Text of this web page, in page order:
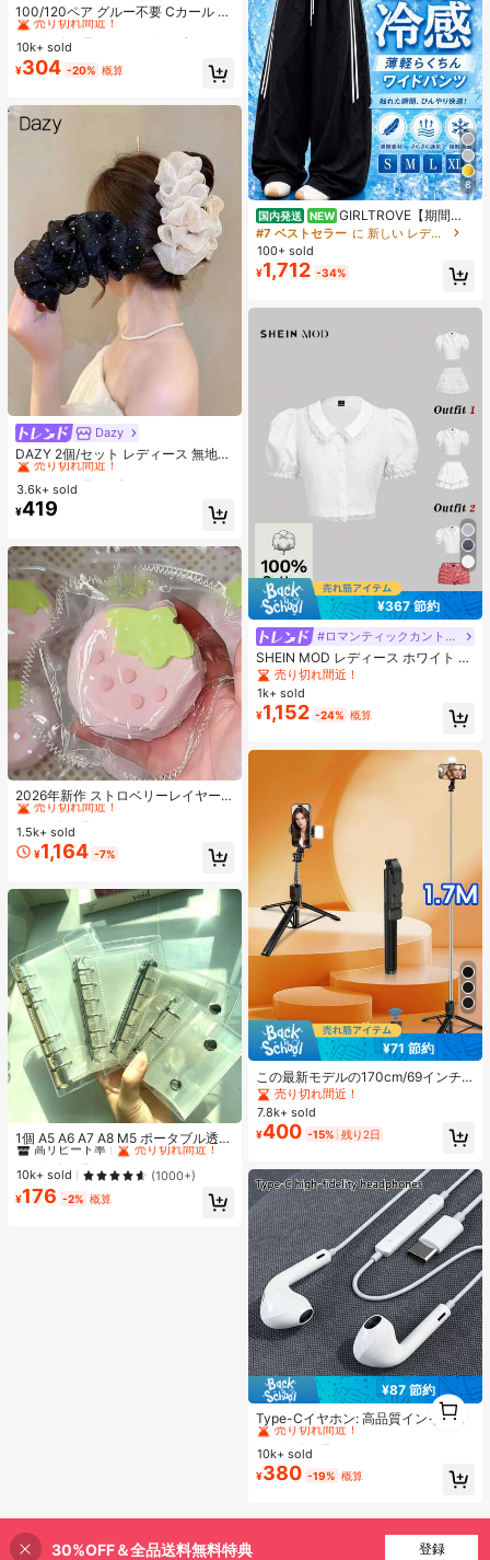
100/120ペア グルー不要 Cカール 自
己接着式クラスターまつげ プレグル
ー 個別まつげクラスター 10-13mm
ソフト 韓国スタイル つけまつげ セ
グメントまつげ
売り切れ間近！
#7 ベストセラー
売り切れ間近！
#7 ベストセラー
売り切れ間近！
#7 ベストセラー
10k+ sold
¥304 -20% 概算
Dazy
DAZY 2個/セット レディース 無地
光沢 シアサッカー リボン ヘアクリ
ップ、エレガントなファッション ク
ロークリップ、日常使用に適してい
ます(ヘアクロー 13cm-15cm)
#4 ベストセラー
売り切れ間近！
#4 ベストセラー
売り切れ間近！
#4 ベストセラー
売り切れ間近！
#4 ベストセラー
3.6k+ sold
¥419
2026年新作 ストロベリーレイヤー
ケーキ シリコンスクイーズトイ 1
個、厚手&ソフト、学生、誕生日、
サプライズ、ホリデー、カップル、
クリスマス、ゲーマー、ストレス解
#1 ベストセラー
売り切れ間近！
#1 ベストセラー
売り切れ間近！
#1 ベストセラー
売り切れ間近！
#1 ベストセラー
に シリコーン ティーンエイジャー向けのノベルティ＆ギャグおもちゃ
1.5k+ sold
¥1,164 -7%
1個 A5 A6 A7 A8 M5 ポータブル透明
ルーズリーフバインダー、透明ステ
ッカーブック、シールブック、ステ
ッカーブック、写真収納バッグ、フ
ォトアルバム、貯金プランブック、
プランナー、ノート、オフィス文房
#1 ベストセラー
マルチカラー バインダー
高リピート率
売り切れ間近！
#1 ベストセラー
マルチカラー バインダー
高リピート率
売り切れ間近！
#1 ベストセラー
マルチカラー バインダー
高リピート率
売り切れ間近！
#1 ベストセラー
売り切れ間近！
10k+ sold (1000+)
¥176 -2% 概算
8
国内発送 NEW GIRLTROVE【期間限
定＆国内即発送】2026春・夏・秋新
作刺繍入りの軽量でふんわりとした
ワイドパンツ、女性向けハイウエス
ト。夏のビーチバケーションにぴっ
#7 ベストセラー
に 新しい レディースパンツ
100+ sold
¥1,712 -34%
¥367 節約
#ロマンティックカントリー
SHEIN MOD レディース ホワイト 夏
用 かわいい エレガント ティーパー
ティー レース パフスリーブ シング
ルブレスト ブラウス、ヴィンテージ
コートスタイル クロップトップ、ピ
売り切れ間近！
1k+ sold
¥1,152 -24% 概算
¥71 節約
この最新モデルの170cm/69インチ
のBluetoothリモコン式セルフィース
ティック、スマホホルダー、LEDラ
イト付きは合金素材で作られていま
す。ビデオ撮影、ライフレコーディ
ング、旅行に適しています。伸縮、
360度回転、スタビライザー、折り
たたみ式の携帯用三脚式セルフィー
スティックです。バレンタインデー
のカップル撮影に最適なツールで
す。
売り切れ間近！
7.8k+ sold
¥400 -15% 残り2日
¥87 節約
Type-Cイヤホン: 高品質インイヤー
ヘッドホン、3ボタンインラインコ
ントロール内蔵、音楽再生、通話応
答、音量調整が簡単。17/16/15シリ
ーズ、Plus、Pro、Pro Maxモデル対
#1 ベストセラー
に エレクトロニクス
売り切れ間近！
#1 ベストセラー
売り切れ間近！
#1 ベストセラー
売り切れ間近！
#1 ベストセラー
10k+ sold
¥380 -19% 概算
1
30%OFF＆全品送料無料特典 登録